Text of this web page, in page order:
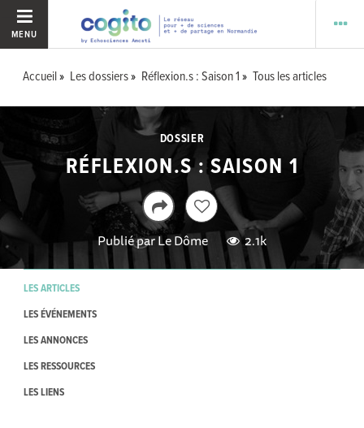
MENU
Accueil Les dossiers Réflexion.s : Saison 1 Tous les articles
DOSSIER
RÉFLEXION.S : SAISON 1
Publié parLe Dôme 2.1k
LES ARTICLES
LES ÉVÉNEMENTS
LES ANNONCES
LES RESSOURCES
LES LIENS